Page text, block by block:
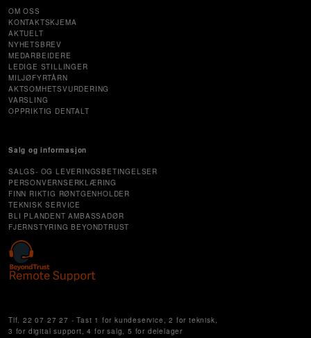
OM OSS
KONTAKTSKJEMA
AKTUELT
NYHETSBREV
MEDARBEIDERE
LEDIGE STILLINGER
MILJØFYRTÅRN
AKTSOMHETSVURDERING
VARSLING
OPPRIKTIG DENTALT
Salg og informasjon
SALGS- OG LEVERINGSBETINGELSER
PERSONVERNSERKLÆRING
FINN RIKTIG RØNTGENHOLDER
TEKNISK SERVICE
BLI PLANDENT AMBASSADØR
FJERNSTYRING BEYONDTRUST
Tlf. 22 07 27 27 - Tast 1 for kundeservice, 2 for teknisk,
3 for digital support, 4 for salg, 5 for delelager